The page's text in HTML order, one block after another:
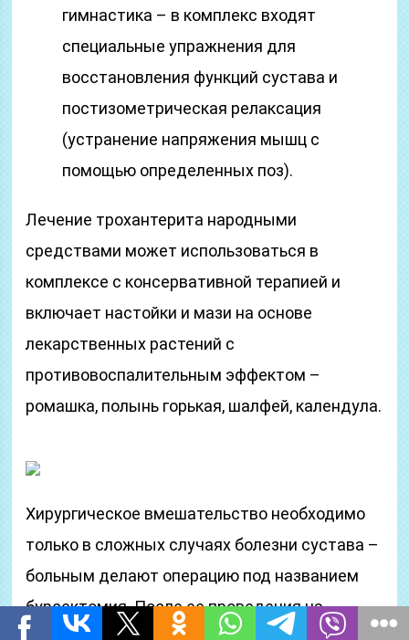
гимнастика – в комплекс входят
специальные упражнения для
восстановления функций сустава и
постизометрическая релаксация
(устранение напряжения мышц с
помощью определенных поз).
Лечение трохантерита народными
средствами может использоваться в
комплексе с консервативной терапией и
включает настойки и мази на основе
лекарственных растений с
противовоспалительным эффектом –
ромашка, полынь горькая, шалфей, календула.
Хирургическое вмешательство необходимо
только в сложных случаях болезни сустава –
больным делают операцию под названием
бурсектомия. После ее проведения на